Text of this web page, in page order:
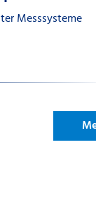
Messsysteme